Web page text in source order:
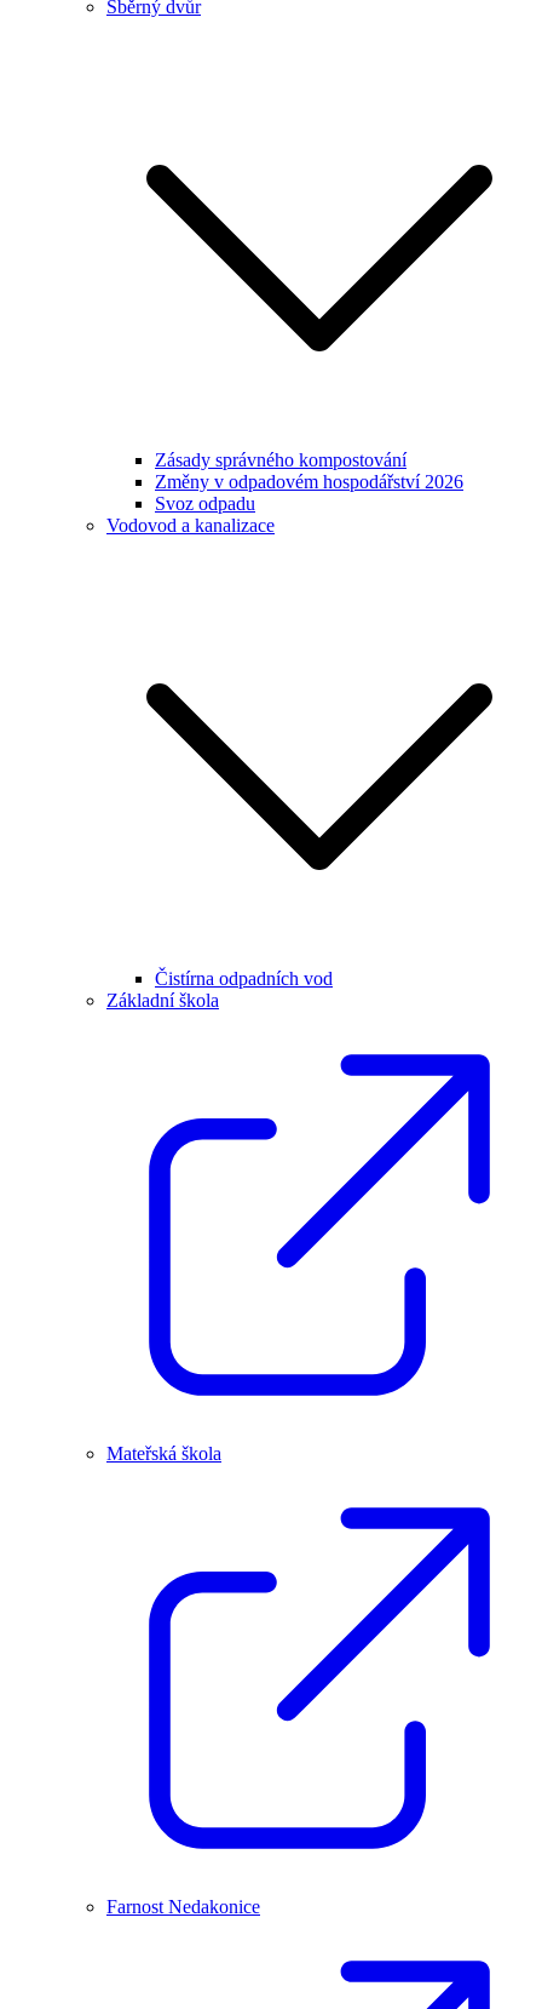
Sběrný dvůr
Zásady správného kompostování
Změny v odpadovém hospodářství 2026
Svoz odpadu
Vodovod a kanalizace
Čistírna odpadních vod
Základní škola
Mateřská škola
Farnost Nedakonice